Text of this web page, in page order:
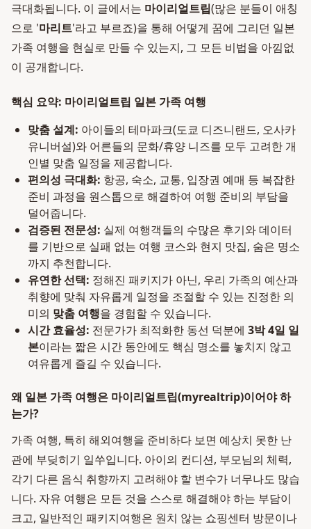
극대화됩니다. 이 글에서는 마이리얼트립(많은 분들이 애칭
으로 '마리트'라고 부르죠)을 통해 어떻게 꿈에 그리던 일본
가족 여행을 현실로 만들 수 있는지, 그 모든 비법을 아낌없
이 공개합니다.
핵심 요약: 마이리얼트립 일본 가족 여행
맞춤 설계: 아이들의 테마파크(도쿄 디즈니랜드, 오사카
유니버설)와 어른들의 문화/휴양 니즈를 모두 고려한 개
인별 맞춤 일정을 제공합니다.
편의성 극대화: 항공, 숙소, 교통, 입장권 예매 등 복잡한
준비 과정을 원스톱으로 해결하여 여행 준비의 부담을
덜어줍니다.
검증된 전문성: 실제 여행객들의 수많은 후기와 데이터
를 기반으로 실패 없는 여행 코스와 현지 맛집, 숨은 명소
까지 추천합니다.
유연한 선택: 정해진 패키지가 아닌, 우리 가족의 예산과
취향에 맞춰 자유롭게 일정을 조절할 수 있는 진정한 의
미의 맞춤 여행을 경험할 수 있습니다.
시간 효율성: 전문가가 최적화한 동선 덕분에 3박 4일 일
본이라는 짧은 시간 동안에도 핵심 명소를 놓치지 않고
여유롭게 즐길 수 있습니다.
왜 일본 가족 여행은 마이리얼트립(myrealtrip)이어야 하
는가?
가족 여행, 특히 해외여행을 준비하다 보면 예상치 못한 난
관에 부딪히기 일쑤입니다. 아이의 컨디션, 부모님의 체력,
각기 다른 음식 취향까지 고려해야 할 변수가 너무나도 많습
니다. 자유 여행은 모든 것을 스스로 해결해야 하는 부담이
크고, 일반적인 패키지여행은 원치 않는 쇼핑센터 방문이나